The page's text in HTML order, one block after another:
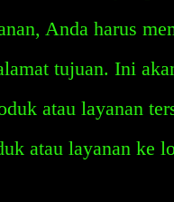
Anda harus
tujuan. Ini
atau layanan
atau layanan ke